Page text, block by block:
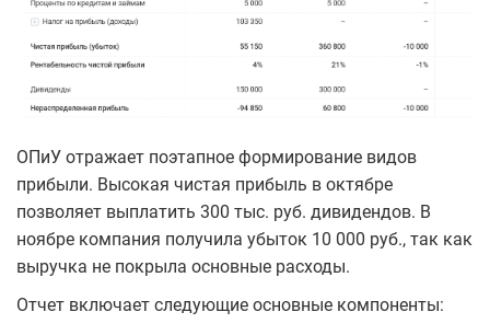
ОПиУ отражает поэтапное формирование видов
прибыли. Высокая чистая прибыль в октябре
позволяет выплатить 300 тыс. руб. дивидендов. В
ноябре компания получила убыток 10 000 руб., так как
выручка не покрыла основные расходы.
Отчет включает следующие основные компоненты: